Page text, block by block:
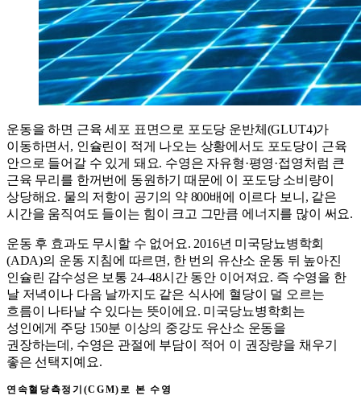
운동을 하면 근육 세포 표면으로 포도당 운반체(GLUT4)가
이동하면서, 인슐린이 적게 나오는 상황에서도 포도당이 근육
안으로 들어갈 수 있게 돼요. 수영은 자유형·평영·접영처럼 큰
근육 무리를 한꺼번에 동원하기 때문에 이 포도당 소비량이
상당해요. 물의 저항이 공기의 약 800배에 이르다 보니, 같은
시간을 움직여도 들이는 힘이 크고 그만큼 에너지를 많이 써요.
운동 후 효과도 무시할 수 없어요. 2016년 미국당뇨병학회
(ADA)의 운동 지침에 따르면, 한 번의 유산소 운동 뒤 높아진
인슐린 감수성은 보통 24–48시간 동안 이어져요. 즉 수영을 한
날 저녁이나 다음 날까지도 같은 식사에 혈당이 덜 오르는
흐름이 나타날 수 있다는 뜻이에요. 미국당뇨병학회는
성인에게 주당 150분 이상의 중강도 유산소 운동을
권장하는데, 수영은 관절에 부담이 적어 이 권장량을 채우기
좋은 선택지예요.
연속혈당측정기(CGM)로 본 수영